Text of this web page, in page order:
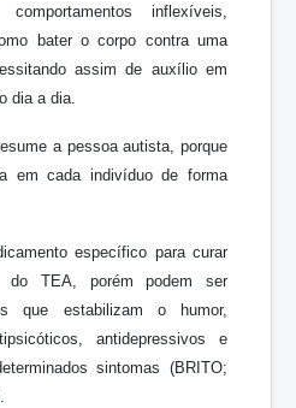
inflexíveis,
bater o corpo contra uma
assim de auxílio em
dia a dia.
a pessoa autista, porque
em cada indivíduo de forma
específico para curar
do TEA, porém podem ser
que estabilizam o humor,
antidepressivos e
sintomas (BRITO;